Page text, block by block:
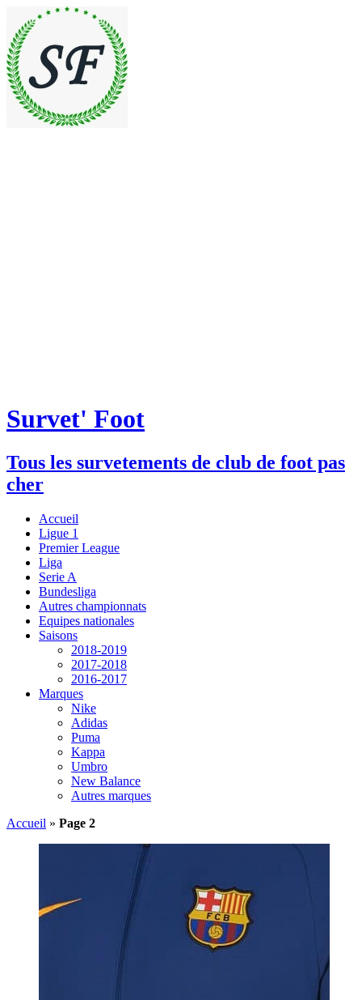
Survet' Foot
Tous les survetements de club de foot pas
cher
Accueil
Ligue 1
Premier League
Liga
Serie A
Bundesliga
Autres championnats
Equipes nationales
Saisons
2018-2019
2017-2018
2016-2017
Marques
Nike
Adidas
Puma
Kappa
Umbro
New Balance
Autres marques
Accueil » Page 2